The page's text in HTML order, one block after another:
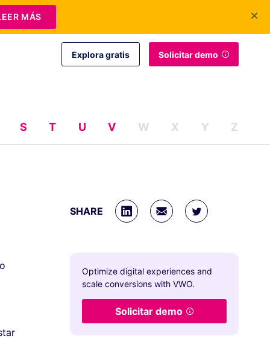
+1 415-349-3207
Explora gratis Solicitar demo
S T U V W X Y Z
SHARE
Optimize digital experiences and
scale conversions with VWO.
Solicitar demo
MÁS